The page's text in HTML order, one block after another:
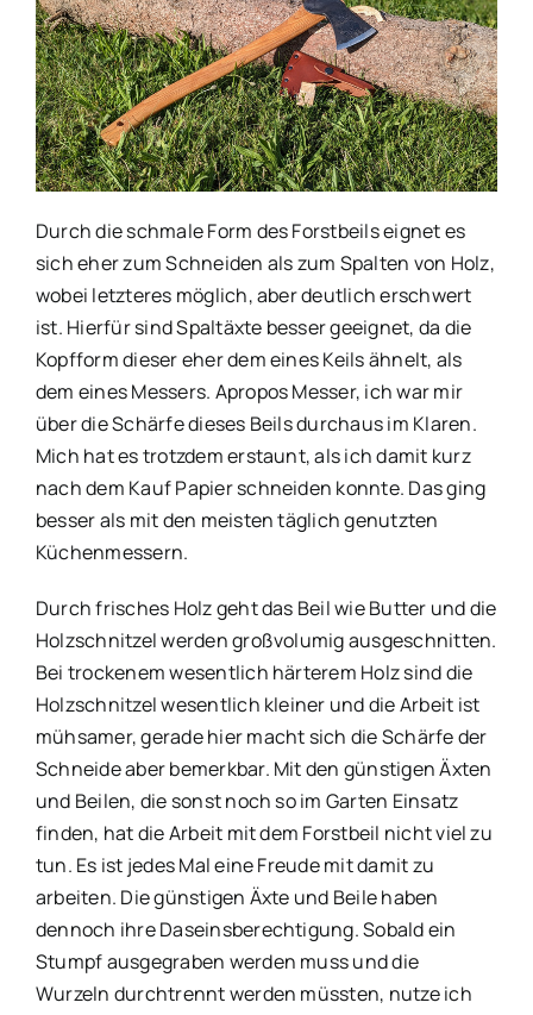
Durch die schmale Form des Forstbeils eignet es
sich eher zum Schneiden als zum Spalten von Holz,
wobei letzteres möglich, aber deutlich erschwert
ist. Hierfür sind Spaltäxte besser geeignet, da die
Kopfform dieser eher dem eines Keils ähnelt, als
dem eines Messers. Apropos Messer, ich war mir
über die Schärfe dieses Beils durchaus im Klaren.
Mich hat es trotzdem erstaunt, als ich damit kurz
nach dem Kauf Papier schneiden konnte. Das ging
besser als mit den meisten täglich genutzten
Küchenmessern.
Durch frisches Holz geht das Beil wie Butter und die
Holzschnitzel werden großvolumig ausgeschnitten.
Bei trockenem wesentlich härterem Holz sind die
Holzschnitzel wesentlich kleiner und die Arbeit ist
mühsamer, gerade hier macht sich die Schärfe der
Schneide aber bemerkbar. Mit den günstigen Äxten
und Beilen, die sonst noch so im Garten Einsatz
finden, hat die Arbeit mit dem Forstbeil nicht viel zu
tun. Es ist jedes Mal eine Freude mit damit zu
arbeiten. Die günstigen Äxte und Beile haben
dennoch ihre Daseinsberechtigung. Sobald ein
Stumpf ausgegraben werden muss und die
Wurzeln durchtrennt werden müssten, nutze ich